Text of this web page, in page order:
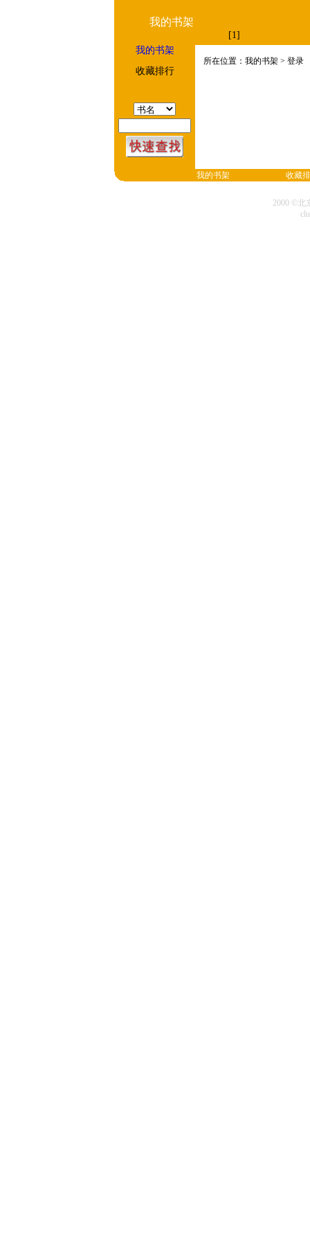
我的书架
[1]
我的书架
收藏排行
所在位置：我的书架 > 登录
我的书架 收藏
2000 ©北